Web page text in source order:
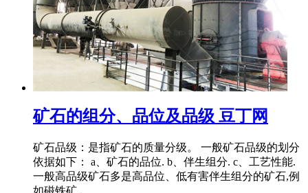
矿石的组分、品位及品级 豆丁网
矿石品级：是指矿石的质量分级。 一般矿石品级的划分
依据如下： a、矿石的品位. b、伴生组分. c、工艺性能.
一般高品级矿石多是高品位、低有害伴生组分的矿石,例